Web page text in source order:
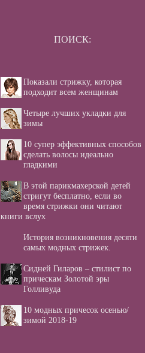
ПОИСК:
Показали стрижку, которая
подходит всем женщинам
Четыре лучших укладки для
зимы
10 супер эффективных способов
сделать волосы идеально
гладкими
В этой парикмахерской детей
стригут бесплатно, если во
время стрижки они читают
книги вслух
История возникновения десяти
самых модных стрижек.
Сидней Гиларов – стилист по
прическам Золотой эры
Голливуда
10 модных причесок осенью/
зимой 2018-19